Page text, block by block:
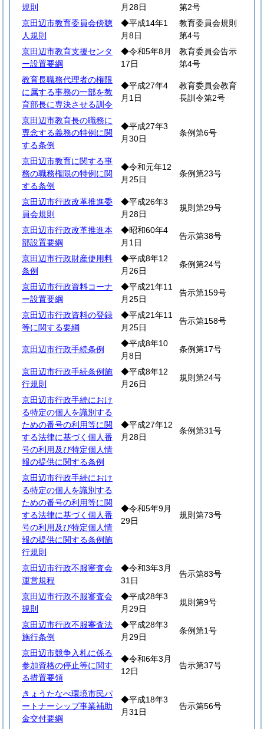
規則
月28日
第2号
京田辺市教育委員会傍聴
人規則
◆平成14年1
月8日
教育委員会規則
第4号
京田辺市教育支援センタ
ー設置要綱
◆令和5年8月
17日
教育委員会告示
第4号
教育長職務代理者の権限
に属する事務の一部を教
育部長に専決させる訓令
◆平成27年4
月1日
教育委員会教育
長訓令第2号
京田辺市教育長の職務に
専念する義務の特例に関
する条例
◆平成27年3
月30日
条例第6号
京田辺市教育に関する事
務の職務権限の特例に関
する条例
◆令和元年12
月25日
条例第23号
京田辺市行政改革推進委
員会規則
◆平成26年3
月28日
規則第29号
京田辺市行政改革推進本
部設置要綱
◆昭和60年4
月1日
告示第38号
京田辺市行政財産使用料
条例
◆平成8年12
月26日
条例第24号
京田辺市行政資料コーナ
ー設置要綱
◆平成21年11
月25日
告示第159号
京田辺市行政資料の登録
等に関する要綱
◆平成21年11
月25日
告示第158号
京田辺市行政手続条例
◆平成8年10
月8日
条例第17号
京田辺市行政手続条例施
行規則
◆平成8年12
月26日
規則第24号
京田辺市行政手続におけ
る特定の個人を識別する
ための番号の利用等に関
する法律に基づく個人番
号の利用及び特定個人情
報の提供に関する条例
◆平成27年12
月28日
条例第31号
京田辺市行政手続におけ
る特定の個人を識別する
ための番号の利用等に関
する法律に基づく個人番
号の利用及び特定個人情
報の提供に関する条例施
行規則
◆令和5年9月
29日
規則第73号
京田辺市行政不服審査会
運営規程
◆令和3年3月
31日
告示第83号
京田辺市行政不服審査会
規則
◆平成28年3
月29日
規則第9号
京田辺市行政不服審査法
施行条例
◆平成28年3
月29日
条例第1号
京田辺市競争入札に係る
参加資格の停止等に関す
る措置要領
◆令和6年3月
12日
告示第37号
きょうたなべ環境市民パ
ートナーシップ事業補助
金交付要綱
◆平成18年3
月31日
告示第56号